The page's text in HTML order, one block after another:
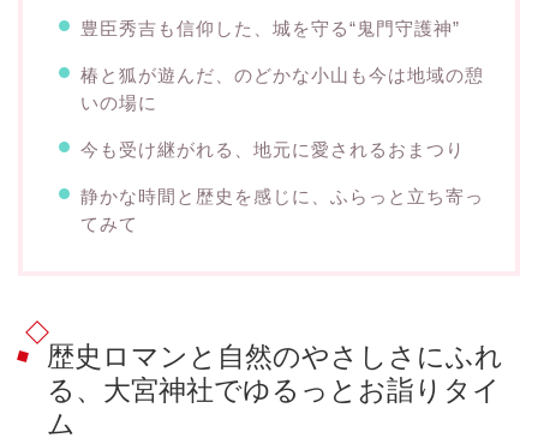
豊臣秀吉も信仰した、城を守る“鬼門守護神”
椿と狐が遊んだ、のどかな小山も今は地域の憩
いの場に
今も受け継がれる、地元に愛されるおまつり
静かな時間と歴史を感じに、ふらっと立ち寄っ
てみて
歴史ロマンと自然のやさしさにふれ
る、大宮神社でゆるっとお詣りタイ
ム